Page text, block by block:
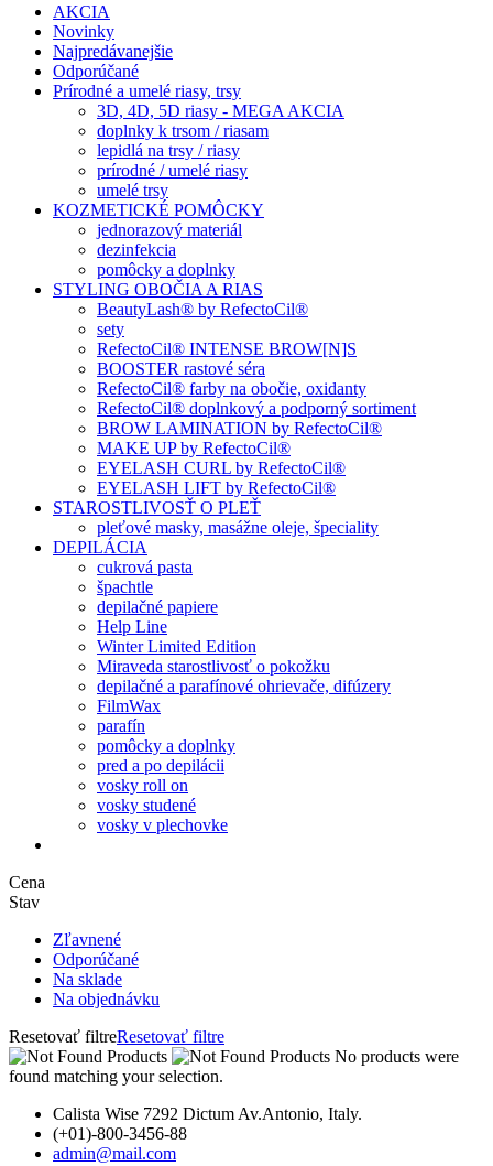
AKCIA
Novinky
Najpredávanejšie
Odporúčané
Prírodné a umelé riasy, trsy
3D, 4D, 5D riasy - MEGA AKCIA
doplnky k trsom / riasam
lepidlá na trsy / riasy
prírodné / umelé riasy
umelé trsy
KOZMETICKÉ POMÔCKY
jednorazový materiál
dezinfekcia
pomôcky a doplnky
STYLING OBOČIA A RIAS
BeautyLash® by RefectoCil®
sety
RefectoCil® INTENSE BROW[N]S
BOOSTER rastové séra
RefectoCil® farby na obočie, oxidanty
RefectoCil® doplnkový a podporný sortiment
BROW LAMINATION by RefectoCil®
MAKE UP by RefectoCil®
EYELASH CURL by RefectoCil®
EYELASH LIFT by RefectoCil®
STAROSTLIVOSŤ O PLEŤ
pleťové masky, masážne oleje, špeciality
DEPILÁCIA
cukrová pasta
špachtle
depilačné papiere
Help Line
Winter Limited Edition
Miraveda starostlivosť o pokožku
depilačné a parafínové ohrievače, difúzery
FilmWax
parafín
pomôcky a doplnky
pred a po depilácii
vosky roll on
vosky studené
vosky v plechovke
Cena
Stav
Zľavnené
Odporúčané
Na sklade
Na objednávku
Resetovať filtreResetovať filtre
No products were
found matching your selection.
Calista Wise 7292 Dictum Av.Antonio, Italy.
(+01)-800-3456-88
admin@mail.com